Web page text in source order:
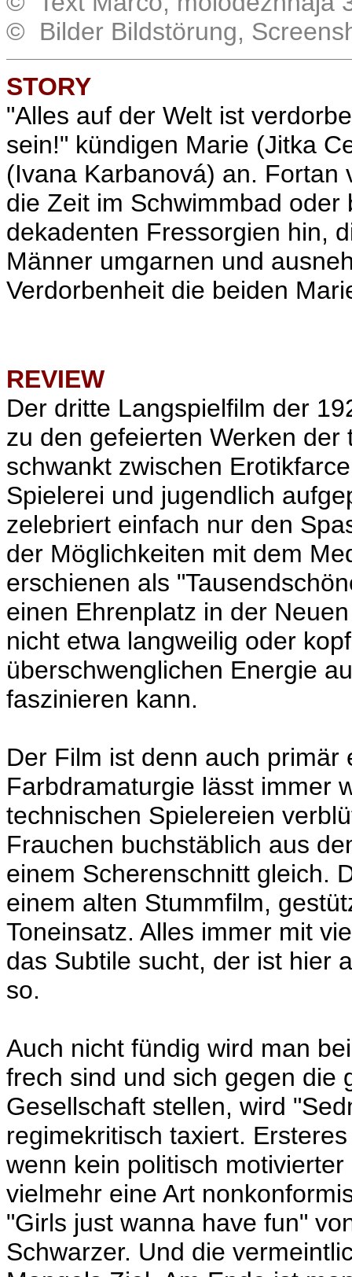
© Bilder Bildstörung,
STORY
"Alles auf der Welt ist
sein!" kündigen Marie (Jitka
(Ivana Karbanová) an.
die Zeit im Schwimmbad
dekadenten Fressorgien hin,
Männer umgarnen und
Verdorbenheit die beiden
REVIEW
Der dritte Langspielfilm der
zu den gefeierten Werken
schwankt zwischen
Spielerei und jugendlich
zelebriert einfach nur den
der Möglichkeiten mit dem
erschienen als
einen Ehrenplatz in der
nicht etwa langweilig oder
überschwenglichen Energie
faszinieren kann.
Der Film ist denn auch primär
Farbdramaturgie lässt immer
technischen Spielereien
Frauchen buchstäblich aus
einem Scherenschnitt gleich.
einem alten Stummfilm,
Toneinsatz. Alles immer mit
das Subtile sucht, der ist hier
so.
Auch nicht fündig wird man
frech sind und sich gegen die
Gesellschaft stellen, wird
regimekritisch taxiert.
wenn kein politisch
vielmehr eine Art
"Girls just wanna have fun"
Schwarzer. Und die